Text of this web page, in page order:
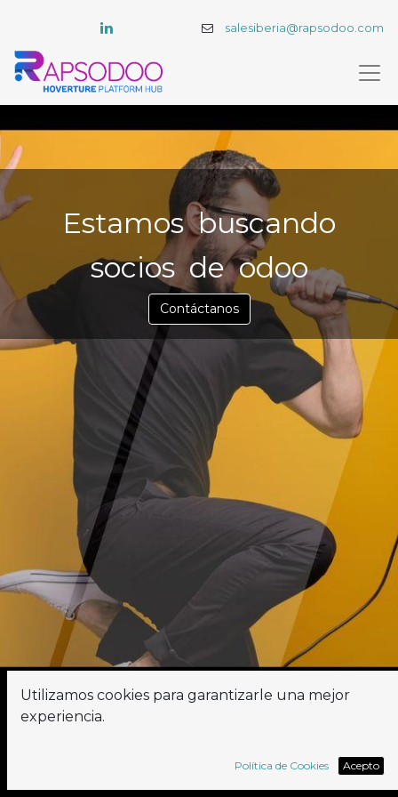
salesiberia@rapsodoo.com
Estamos buscando
socios de odoo
Contáctanos
¿Eres una empresa europea interesada en
Utilizamos cookies para garantizarle una mejor
experiencia.
Política de Cookies Acepto